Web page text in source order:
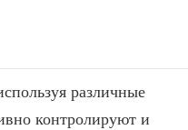
различные
контролируют и